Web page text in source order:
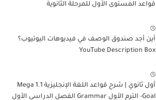
قواعد المستوى الأول للمرحلة الثانوية
أين أجد صندوق الوصف في فيديوهات اليوتيوب؟
YouTube Description Box
أول ثانوي | شرح قواعد اللغة الإنجليزية 1.1 Mega
Goal- الترم الأول Grammar الفصل الدراسي الأول